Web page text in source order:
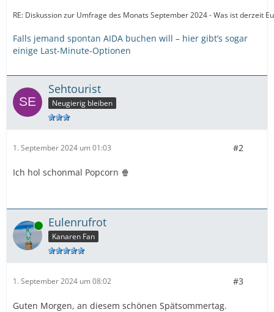
RE: Diskussion zur Umfrage des Monats September 2024 - Was ist derzeit
Falls jemand spontan AIDA buchen will – hier gibt’s sogar
einige Last-Minute-Optionen
Sehtourist
Neugierig bleiben
1. September 2024 um 01:03 #2
Ich hol schonmal Popcorn 🍿
Online Eulenrufrot
Kanaren Fan
1. September 2024 um 08:02 #3
Guten Morgen, an diesem schönen Spätsommertag.